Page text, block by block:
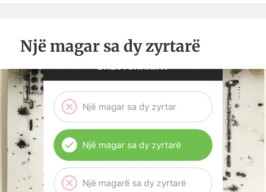
Një magar sa dy zyrtarë